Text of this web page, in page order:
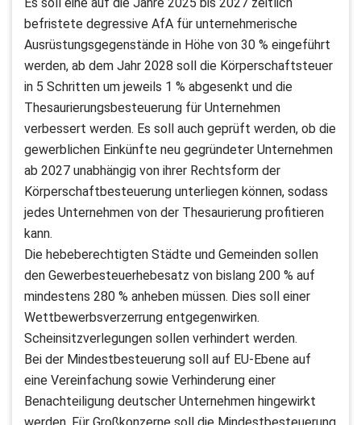
befristete degressive AfA für unternehmerische
Ausrüstungsgegenstände in Höhe von 30 % eingeführt
werden, ab dem Jahr 2028 soll die Körperschaftsteuer
in 5 Schritten um jeweils 1 % abgesenkt und die
Thesaurierungsbesteuerung für Unternehmen
verbessert werden. Es soll auch geprüft werden, ob die
gewerblichen Einkünfte neu gegründeter Unternehmen
ab 2027 unabhängig von ihrer Rechtsform der
Körperschaftbesteuerung unterliegen können, sodass
jedes Unternehmen von der Thesaurierung profitieren
kann.
Die hebeberechtigten Städte und Gemeinden sollen
den Gewerbesteuerhebesatz von bislang 200 % auf
mindestens 280 % anheben müssen. Dies soll einer
Wettbewerbsverzerrung entgegenwirken.
Scheinsitzverlegungen sollen verhindert werden.
Bei der Mindestbesteuerung soll auf EU-Ebene auf
eine Vereinfachung sowie Verhinderung einer
Benachteiligung deutscher Unternehmen hingewirkt